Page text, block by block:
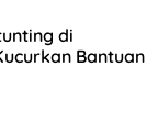
di
Bantuan